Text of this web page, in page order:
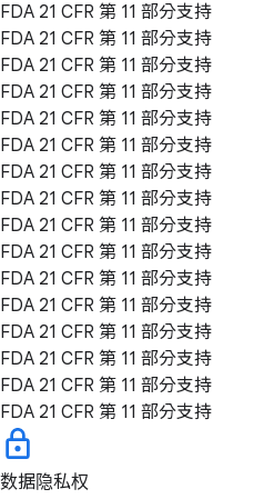
FDA 21 CFR 第 11 部分支持
FDA 21 CFR 第 11 部分支持
FDA 21 CFR 第 11 部分支持
FDA 21 CFR 第 11 部分支持
FDA 21 CFR 第 11 部分支持
FDA 21 CFR 第 11 部分支持
FDA 21 CFR 第 11 部分支持
FDA 21 CFR 第 11 部分支持
FDA 21 CFR 第 11 部分支持
FDA 21 CFR 第 11 部分支持
FDA 21 CFR 第 11 部分支持
FDA 21 CFR 第 11 部分支持
FDA 21 CFR 第 11 部分支持
FDA 21 CFR 第 11 部分支持
FDA 21 CFR 第 11 部分支持
FDA 21 CFR 第 11 部分支持
数据隐私权